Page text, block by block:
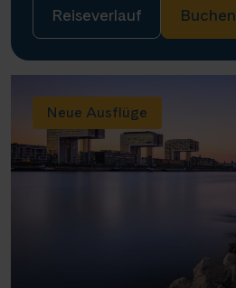
Reiseverlauf
Buchen
Neue Ausflüge